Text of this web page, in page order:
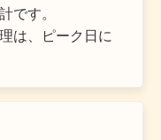
です。
は、ピーク日に